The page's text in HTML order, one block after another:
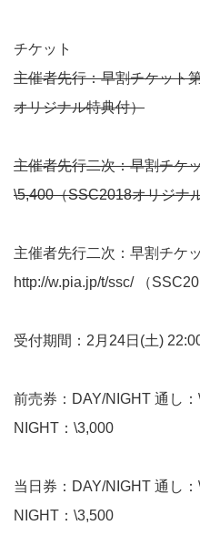
チケット
主催者先行：早割チケット
オリジナル特典付）
主催者先行二次：早割チケ
\5,400（SSC2018オリジナ
主催者先行二次：早割チケ
http://w.pia.jp/t/ssc/（
受付期間：2月24日(土)
前売券：DAY/NIGHT 通し
NIGHT：\3,000
当日券：DAY/NIGHT 通し
NIGHT：\3,500